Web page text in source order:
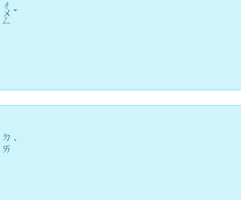
ㄔ
ㄨ
ㄥ
ˇ
ㄉ
ㄞ ˋ